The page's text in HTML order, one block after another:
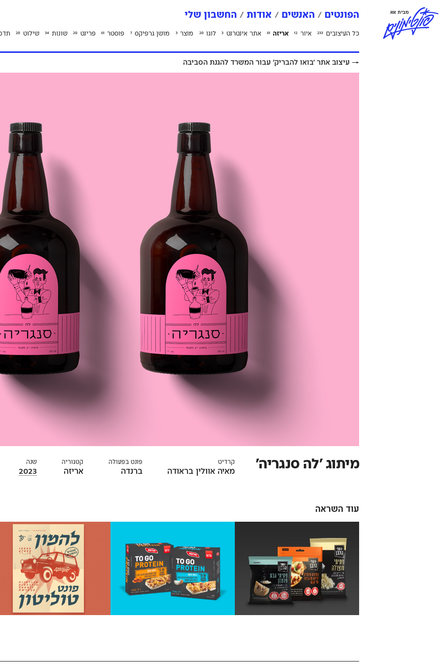
פונטימוניםמבית אאא הפונטים האנשים אודות החשבון שלי
כל העיצובים 233 איור 12 אריזה 61 אתר אינטרנט 3 לוגו 20 מוצר 3 מושן גרפיקס 7 פוסטר 61 פרינט 20 שונות 34 שילוט 20
→ עיצוב אתר ׳בואו להבריק׳ עבור המשרד להגנת הסביבה
מיתוג ׳לה סנגריה׳ קרדיט
מאיה אוולין בראודה
פונט בפעולה
ברנדה
קטגוריה
אריזה
שנה
2023
עוד השראה